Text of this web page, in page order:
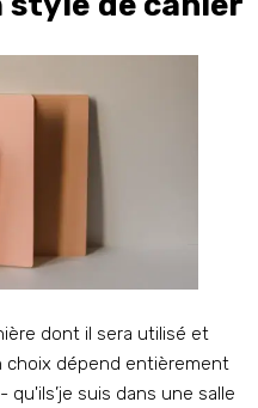
dont il sera utilisé et
choix dépend entièrement
suis dans une salle